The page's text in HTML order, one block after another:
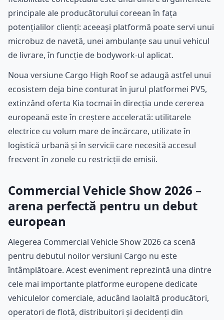
principale ale producătorului coreean în fața
potențialilor clienți: aceeași platformă poate servi unui
microbuz de navetă, unei ambulanțe sau unui vehicul
de livrare, în funcție de bodywork-ul aplicat.
Noua versiune Cargo High Roof se adaugă astfel unui
ecosistem deja bine conturat în jurul platformei PV5,
extinzând oferta Kia tocmai în direcția unde cererea
europeană este în creștere accelerată: utilitarele
electrice cu volum mare de încărcare, utilizate în
logistică urbană și în servicii care necesită accesul
frecvent în zonele cu restricții de emisii.
Commercial Vehicle Show 2026 –
arena perfectă pentru un debut
european
Alegerea Commercial Vehicle Show 2026 ca scenă
pentru debutul noilor versiuni Cargo nu este
întâmplătoare. Acest eveniment reprezintă una dintre
cele mai importante platforme europene dedicate
vehiculelor comerciale, aducând laolaltă producători,
operatori de flotă, distribuitori și decidenți din